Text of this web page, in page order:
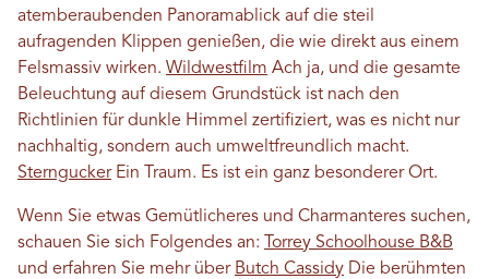
atemberaubenden Panoramablick auf die steil
aufragenden Klippen genießen, die wie direkt aus einem
Felsmassiv wirken. Wildwestfilm Ach ja, und die gesamte
Beleuchtung auf diesem Grundstück ist nach den
Richtlinien für dunkle Himmel zertifiziert, was es nicht nur
nachhaltig, sondern auch umweltfreundlich macht.
SternguckerEin Traum. Es ist ein ganz besonderer Ort.
Wenn Sie etwas Gemütlicheres und Charmanteres suchen,
schauen Sie sich Folgendes an:
Torrey Schoolhouse B&B
und erfahren Sie mehr über Butch Cassidy Die berühmten